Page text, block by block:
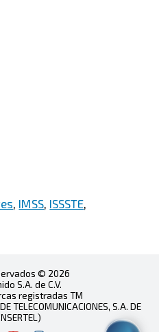
, IMSS, ISSSTE,
© 2026
S.A. de C.V.
registradas TM
TELECOMUNICACIONES, S.A. DE